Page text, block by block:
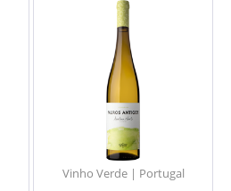
Vinho Verde | Portugal